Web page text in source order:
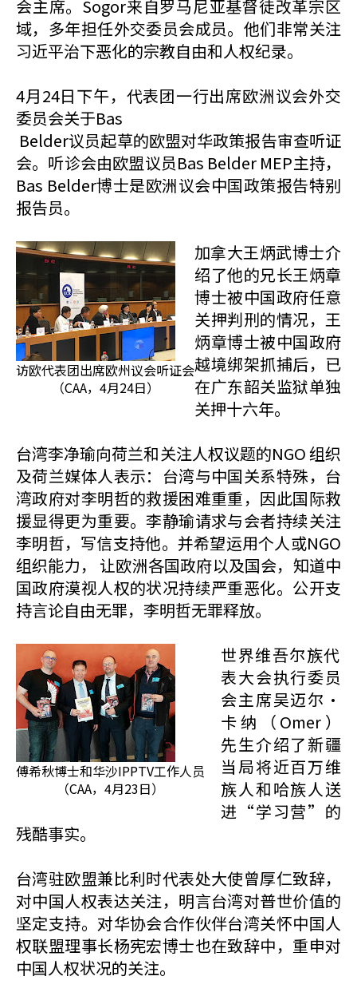
会主席。Sogor来自罗马尼亚基督徒改革宗区
域，多年担任外交委员会成员。他们非常关注
习近平治下恶化的宗教自由和人权纪录。
4月24日下午，代表团一行出席欧洲议会外交
委员会关于Bas
Belder议员起草的欧盟对华政策报告审查听证
会。听诊会由欧盟议员Bas Belder MEP主持，
Bas Belder博士是欧洲议会中国政策报告特别
报告员。
访欧代表团出席欧州议会听证会
（CAA，4月24日）
加拿大王炳武博士介
绍了他的兄长王炳章
博士被中国政府任意
关押判刑的情况，王
炳章博士被中国政府
越境绑架抓捕后，已
在广东韶关监狱单独
关押十六年。
台湾李净瑜向荷兰和关注人权议题的NGO 组织
及荷兰媒体人表示：台湾与中国关系特殊，台
湾政府对李明哲的救援困难重重，因此国际救
援显得更为重要。李静瑜请求与会者持续关注
李明哲，写信支持他。并希望运用个人或NGO
组织能力， 让欧洲各国政府以及国会，知道中
国政府漠视人权的状况持续严重恶化。公开支
持言论自由无罪，李明哲无罪释放。
傅希秋博士和华沙IPPTV工作人员
（CAA，4月23日）
世界维吾尔族代
表大会执行委员
会主席吴迈尔·
卡纳（Omer）
先生介绍了新疆
当局将近百万维
族人和哈族人送
进“学习营”的
残酷事实。
台湾驻欧盟兼比利时代表处大使曾厚仁致辞，
对中国人权表达关注，明言台湾对普世价值的
坚定支持。对华协会合作伙伴台湾关怀中国人
权联盟理事长杨宪宏博士也在致辞中，重申对
中国人权状况的关注。